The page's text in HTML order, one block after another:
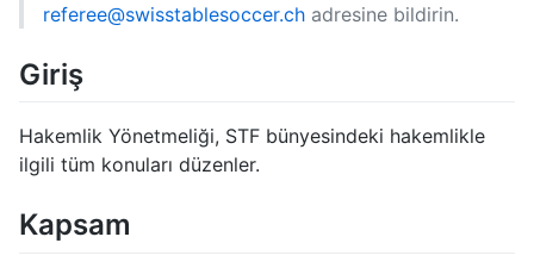
referee@swisstablesoccer.ch adresine bildirin.
Giriş
Hakemlik Yönetmeliği, STF bünyesindeki hakemlikle
ilgili tüm konuları düzenler.
Kapsam